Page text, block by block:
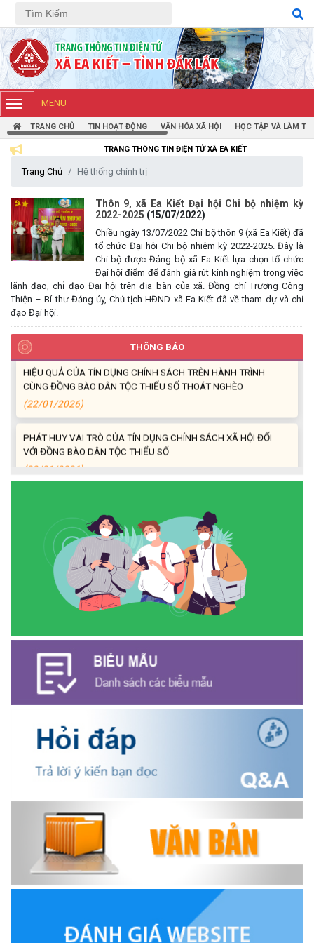
Tiếng Việt Tiếng Anh
MENU
TRANG CHỦ TIN HOẠT ĐỘNG VĂN HÓA XÃ HỘI HỌC TẬP VÀ LÀM
TRANG THÔNG TIN ĐIỆN TỬ XÃ EA KIẾT
Trang Chủ Hệ thống chính trị
Thôn 9, xã Ea Kiết Đại hội Chi bộ nhiệm kỳ
2022-2025 (15/07/2022)
Chiều ngày 13/07/2022 Chi bộ thôn 9 (xã Ea Kiết) đã
tổ chức Đại hội Chi bộ nhiệm kỳ 2022-2025. Đây là
Chi bộ được Đảng bộ xã Ea Kiết lựa chọn tổ chức
Đại hội điểm để đánh giá rút kinh nghiệm trong việc
lãnh đạo, chỉ đạo Đại hội trên địa bàn của xã. Đồng chí Trương Công
Thiện – Bí thư Đảng ủy, Chủ tịch HĐND xã Ea Kiết đã về tham dự và chỉ
đạo Đại hội.
THÔNG BÁO
Thông báo mời báo giá chỉnh lý hồ sơ tại Văn phòng Đảng ủy xã
Ea Kiết
(23/04/2026)
NIỀM VUI CỦA NGƯỜI DÂN ĐỐI VỚI CHƯƠNG TRÌNH TÍN DỤNG
(26/03/2026)
HIỆU QUẢ TỪ NGUỒN VỐN VAY GIẢI QUYẾT VIỆC LÀM
(26/02/2026)
HIỆU QUẢ CỦA TÍN DỤNG CHÍNH SÁCH TRÊN HÀNH TRÌNH
CÙNG ĐỒNG BÀO DÂN TỘC THIỂU SỐ THOÁT NGHÈO
(22/01/2026)
PHÁT HUY VAI TRÒ CỦA TÍN DỤNG CHÍNH SÁCH XÃ HỘI ĐỐI
VỚI ĐỒNG BÀO DÂN TỘC THIỂU SỐ
(22/01/2026)
(22/12/2025)
Tấm gương Hội nông dân xã Ea Kiết vươn lên nhờ nguồn vốn vay
(18/12/2025)
giám sát nhằm nâng cao chất lượng tín dụng chính sách
(16/12/2025)
Hội Cựu chiến binh xã Ea Kiết tăng cường công tác kiểm tra,
giám sát nhằm nâng cao chất lượng tín dụng chính sách
(26/11/2025)
Hiệu quả từ nguồn vốn vay Ngân hàng Chính sách xã hội giúp
các hộ nghèo, cận nghèo thoát nghèo
Thông báo mời báo giá chỉnh lý hồ sơ tại Văn phòng Đảng ủy xã
Ea Kiết
(23/04/2026)
NIỀM VUI CỦA NGƯỜI DÂN ĐỐI VỚI CHƯƠNG TRÌNH TÍN DỤNG